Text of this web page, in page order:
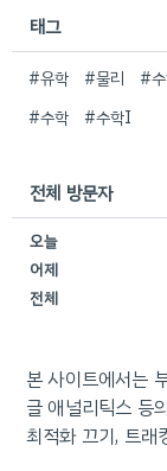
태그
#유학 #물리 #
#수학
#수학I
전체 방문자
오늘
어제
전체
본 사이트에서는
글 애널리틱스 등
최적화 끄기, 트래